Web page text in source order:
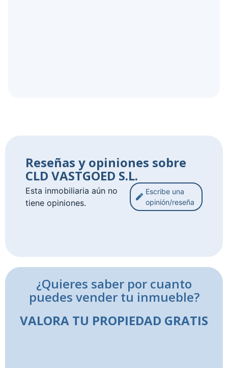
Reseñas y opiniones sobre
CLD VASTGOED S.L.
Esta inmobiliaria aún no
tiene opiniones.
Escribe una
opinión/reseña
¿Quieres saber por cuanto
puedes vender tu inmueble?
VALORA TU PROPIEDAD GRATIS